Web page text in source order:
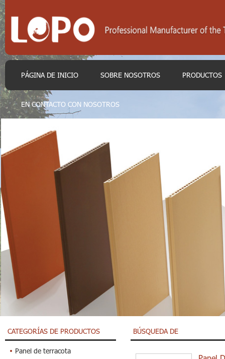
PÁGINA DE INICIO SOBRE NOSOTROS PRODUCTOS
EN CONTACTO CON NOSOTROS
CATEGORÍAS DE PRODUCTOS
Panel de terracota
BÚSQUEDA DE